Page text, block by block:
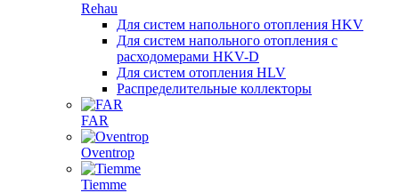
Rehau
Для систем напольного отопления HKV
Для систем напольного отопления с
расходомерами HKV-D
Для систем отопления HLV
Распределительные коллекторы
FAR
Oventrop
Tiemme